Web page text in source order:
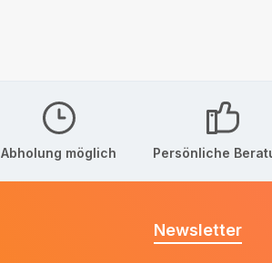
Abholung möglich Persönliche
Newsletter